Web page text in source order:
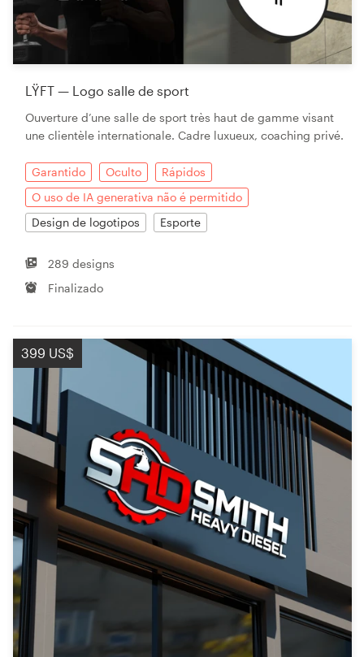
LŸFT — Logo salle de sport
Ouverture d’une salle de sport très haut de gamme visant
une clientèle internationale. Cadre luxueux, coaching privé.
Garantido Oculto
Rápidos
O uso de IA generativa não é permitido
Design de logotipos
Esporte
289 designs
Finalizado
399 US$